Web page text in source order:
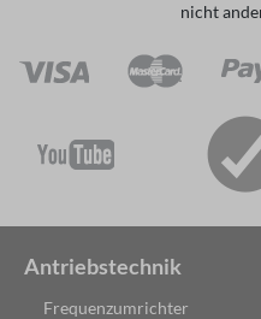
nicht
Antriebstechnik
Frequenzumrichter